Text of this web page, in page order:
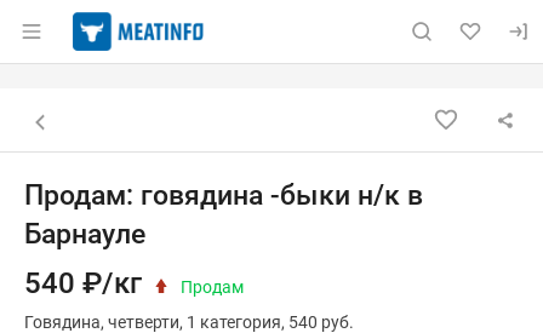
Раздел навигации по сайту meatinfo.ru
Объявление: Продам:
Навигация и управление объявлением
Назад к списку объявлений
Продам: говядина -быки н/к в
Барнауле
540 ₽/кг
Продам
Говядина четверти 1 категория 540 руб.